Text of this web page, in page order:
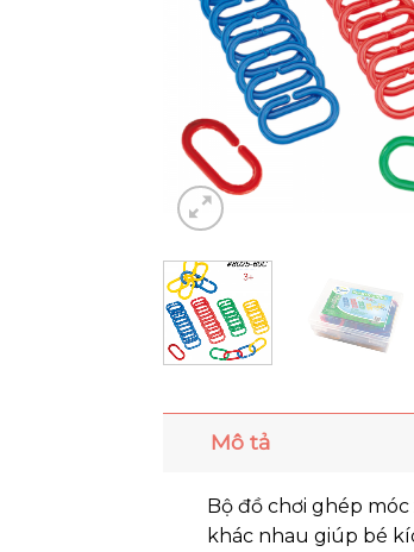
Mô tả
Bộ đồ chơi ghép
khác nhau giúp bé